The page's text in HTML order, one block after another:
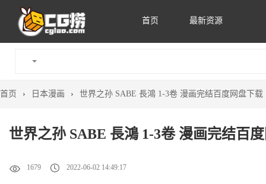
首页 最新资源
首页 › 日本漫画 › 世界之孙 SABE 長鴻 1-3卷 漫画完结百度网盘下载
世界之孙 SABE 長鴻 1-3卷 漫画完结百
1679 2022-06-02 14:49:17